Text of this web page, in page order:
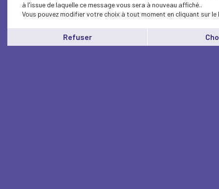
à l'issue de laquelle ce message vous sera à nouveau affiché..
Vous pouvez modifier votre choix à tout moment en cliquant sur le
Refuser